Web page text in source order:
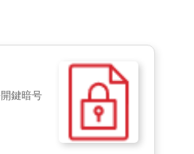
鍵暗号